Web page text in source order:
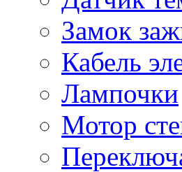
Замок
Кабель
Лампочки
Мотор